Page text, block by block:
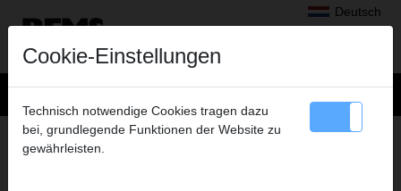
Deutsch
EINFRIEREN
Cookie-Einstellungen
Technisch notwendige Cookies tragen dazu
bei, grundlegende Funktionen der Website zu
gewährleisten.